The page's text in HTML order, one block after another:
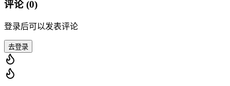
评论 (0)
登录后可以发表评论
去登录